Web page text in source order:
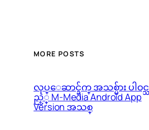
MORE POSTS
လုပ္ေဆာင္ခ်က္ အသစ္မ်ား ပါဝင္သ
ည့္ M-Media Android App
Version အသစ္